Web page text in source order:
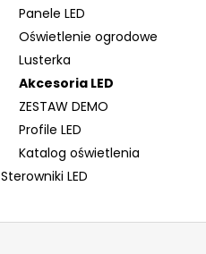
Panele LED
Oświetlenie ogrodowe
Lusterka
Akcesoria LED
ZESTAW DEMO
Profile LED
Katalog oświetlenia
Sterowniki LED